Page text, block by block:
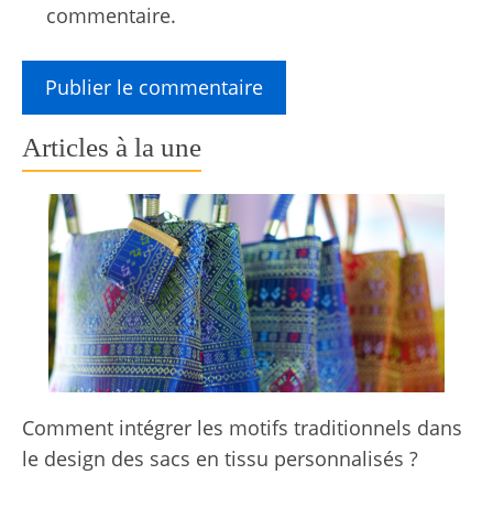
commentaire.
Articles à la une
Comment intégrer les motifs traditionnels dans
le design des sacs en tissu personnalisés ?